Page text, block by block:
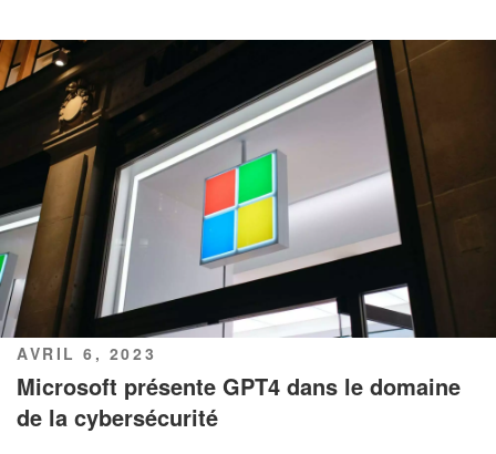
PUBLIÉ
LE
AVRIL 6, 2023
Microsoft présente GPT4 dans le domaine
de la cybersécurité